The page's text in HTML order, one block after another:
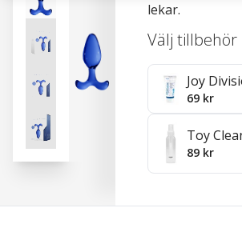
lekar.
Välj tillbehör
Joy
69 kr
Toy
89 kr